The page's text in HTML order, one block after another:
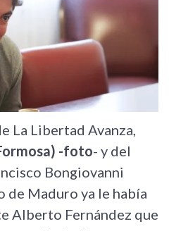
La Libertad Avanza,
-foto- y del
Bongiovanni
de Maduro ya le había
Alberto Fernández que